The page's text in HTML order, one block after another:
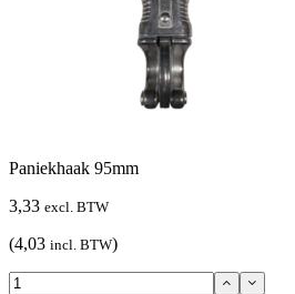
Paniekhaak 95mm
3,33 excl. BTW
(4,03 incl. BTW)